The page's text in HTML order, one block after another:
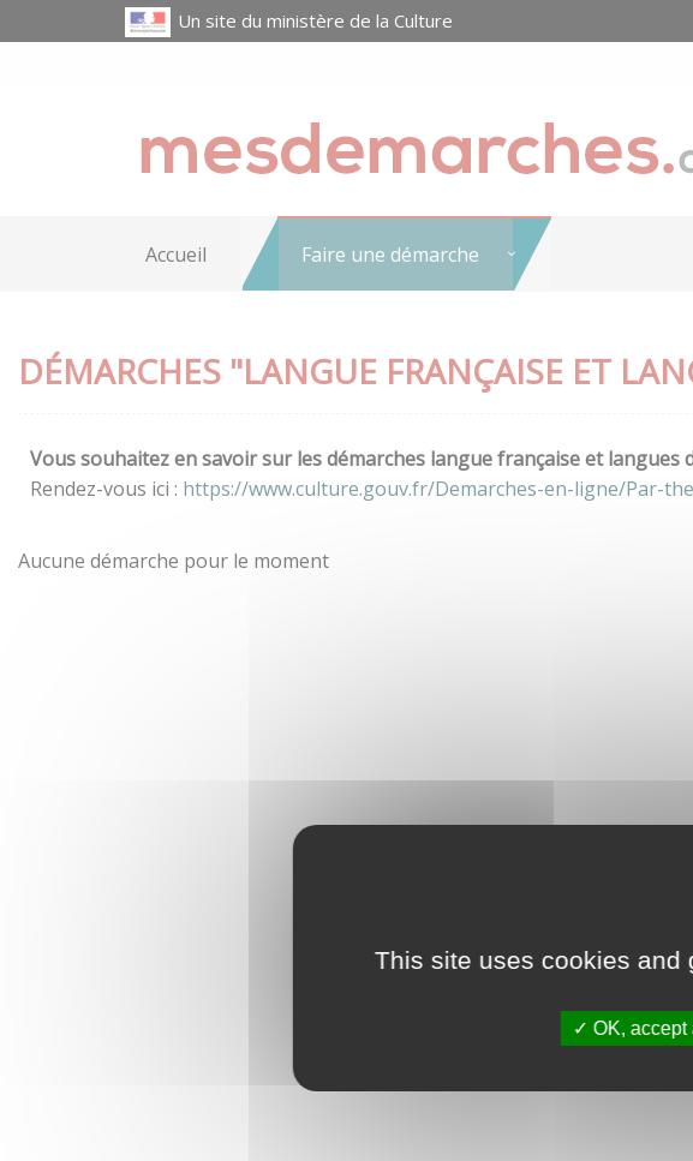
This site uses cookies and
OK, accept
Un site du ministère de la Culture
Accueil Faire une démarche
DÉMARCHES "LANGUE FRANÇAISE ET
Vous souhaitez en savoir sur les démarches langue française et langues
Rendez-vous ici : https://www.culture.gouv.fr/Demarches-en-ligne/Par-
Aucune démarche pour le moment